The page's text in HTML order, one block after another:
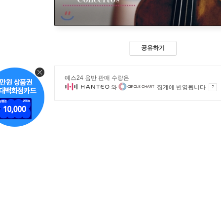
공유하기
예스24 음반 판매 수량은
와
집계에 반영됩니다.